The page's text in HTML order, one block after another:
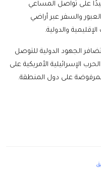
على تواصل المساعي
والسفر عبر أراضي
والدولية.
الجهود الدولية للتوصل
الإسرائيلية الأمريكية على
المرفوضة على دول المنطقة.